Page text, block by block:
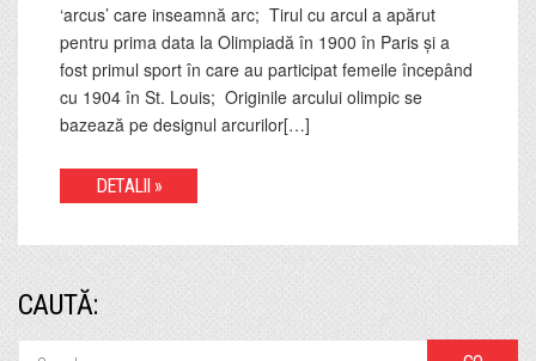
‘arcus’ care inseamnă arc; Tirul cu arcul a apărut
pentru prima data la Olimpiadă în 1900 în Paris și a
fost primul sport în care au participat femeile începând
cu 1904 în St. Louis; Originile arcului olimpic se
bazează pe designul arcurilor[…]
DETALII »
CAUTĂ: